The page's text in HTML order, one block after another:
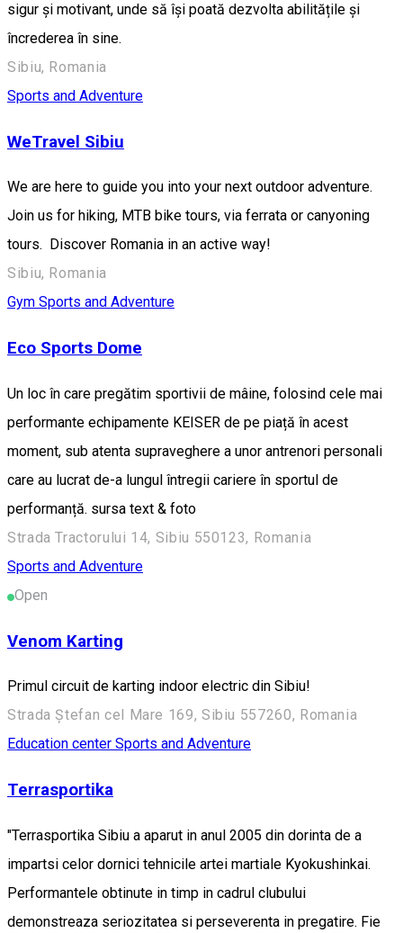
sigur și motivant, unde să își poată dezvolta abilitățile și
încrederea în sine.
Sibiu, Romania
Sports and Adventure
WeTravel Sibiu
We are here to guide you into your next outdoor adventure.
Join us for hiking, MTB bike tours, via ferrata or canyoning
tours. Discover Romania in an active way!
Sibiu, Romania
Gym Sports and Adventure
Eco Sports Dome
Un loc în care pregătim sportivii de mâine, folosind cele mai
performante echipamente KEISER de pe piață în acest
moment, sub atenta supraveghere a unor antrenori personali
care au lucrat de-a lungul întregii cariere în sportul de
performanță. sursa text & foto
Strada Tractorului 14, Sibiu 550123, Romania
Sports and Adventure
Open
Venom Karting
Primul circuit de karting indoor electric din Sibiu!
Strada Ștefan cel Mare 169, Sibiu 557260, Romania
Education center Sports and Adventure
Terrasportika
"Terrasportika Sibiu a aparut in anul 2005 din dorinta de a
impartsi celor dornici tehnicile artei martiale Kyokushinkai.
Performantele obtinute in timp in cadrul clubului
demonstreaza seriozitatea si perseverenta in pregatire. Fie